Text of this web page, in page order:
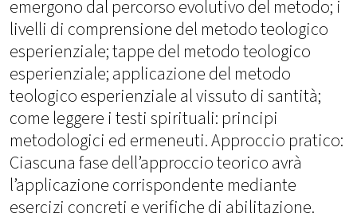
emergono dal percorso evolutivo del metodo; i
livelli di comprensione del metodo teologico
esperienziale; tappe del metodo teologico
esperienziale; applicazione del metodo
teologico esperienziale al vissuto di santità;
come leggere i testi spirituali: principi
metodologici ed ermeneuti. Approccio pratico:
Ciascuna fase dell’approccio teorico avrà
l’applicazione corrispondente mediante
esercizi concreti e verifiche di abilitazione.